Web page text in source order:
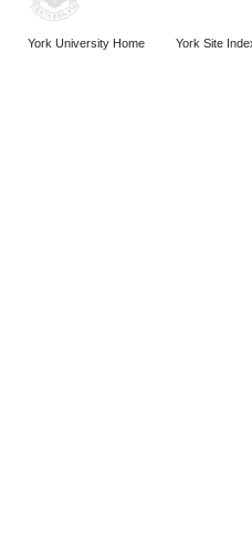
York University Home York Site